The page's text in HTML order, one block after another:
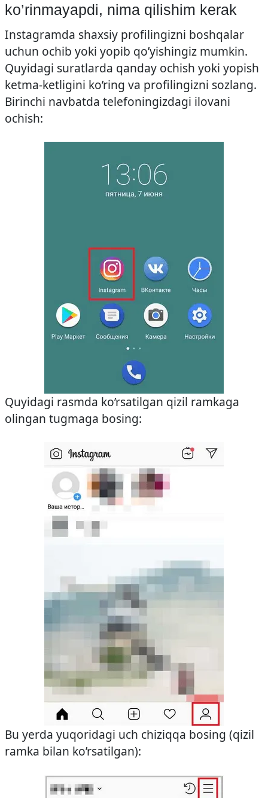
ko’rinmayapdi, nima qilishim kerak
Instagramda shaxsiy profilingizni boshqalar
uchun ochib yoki yopib qo’yishingiz mumkin.
Quyidagi suratlarda qanday ochish yoki yopish
ketma-ketligini ko’ring va profilingizni sozlang.
Birinchi navbatda telefoningizdagi ilovani
ochish:
Quyidagi rasmda ko’rsatilgan qizil ramkaga
olingan tugmaga bosing:
Bu yerda yuqoridagi uch chiziqqa bosing (qizil
ramka bilan ko’rsatilgan):